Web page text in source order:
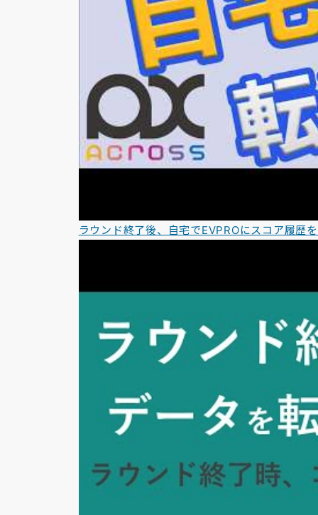
ラウンド終了後、自宅でEVPROにスコア履歴